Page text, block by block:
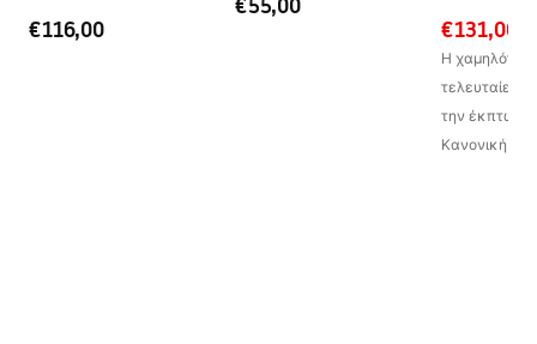
€116,00 €131,00
Η χαμηλότερη
τελευταίες
την έκπτωση:
Κανονική τιμή